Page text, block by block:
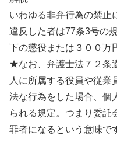
いわゆる非弁行為の禁止
違反した者は77条3号の
下の懲役または３００万
★なお、弁護士法７２条
人に所属する役員や従業
法な行為をした場合、個
られる規定。つまり委託
罪者になるという意味で